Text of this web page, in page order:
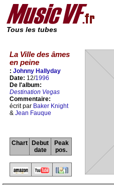
Tous les tubes
La Ville des âmes
en peine
: Johnny Hallyday
Date: 12/1996
De l'album:
Destination Vegas
Commentaire:
écrit par Baker Knight
& Jean Fauque
Chart
Debut
date
Peak
pos.